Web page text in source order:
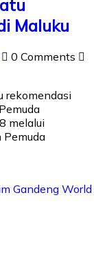
Maluku
0 Comments
rekomendasi
melalui
Pemuda